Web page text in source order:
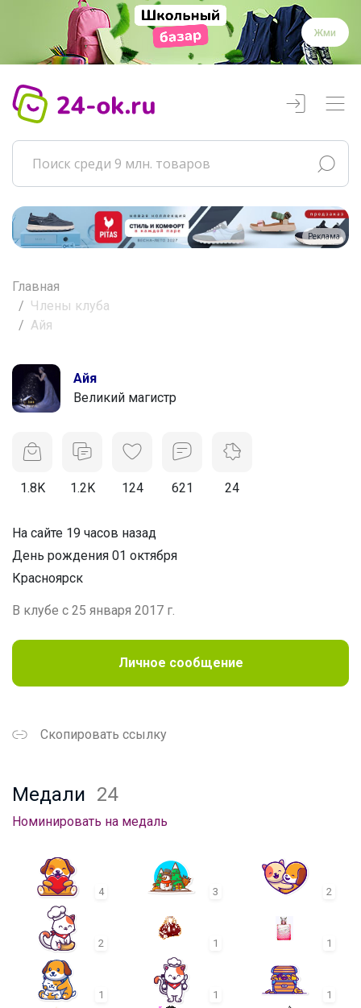
Жми
Реклама
Главная
Члены клуба
Айя
Айя
Великий магистр
1.8K 1.2K 124 621 24
На сайте 19 часов назад
День рождения 01 октября
Красноярск
В клубе с 25 января 2017 г.
Личное сообщение
Скопировать ссылку
Медали 24
Номинировать на медаль
4 3 2
2 1 1
1 1 1